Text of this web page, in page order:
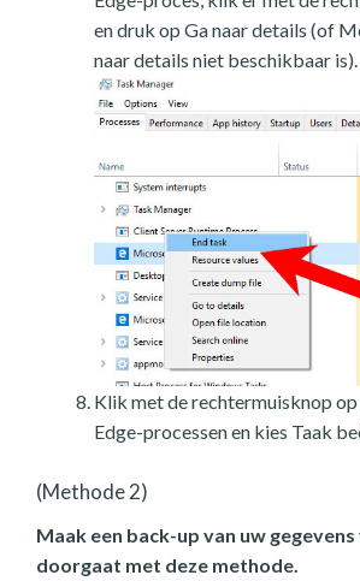
en druk op Ga naar details (of
naar details niet beschikbaar is).
Klik met de rechtermuisknop
Edge-processen en kies Taak
(Methode 2)
Maak een back-up van uw
doorgaat met deze methode.